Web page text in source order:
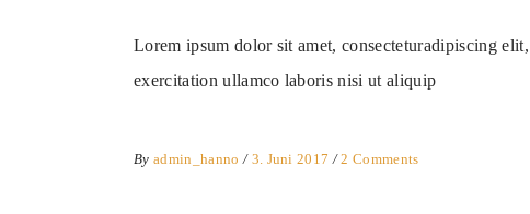
Lorem ipsum dolor sit amet, consecteturadipiscing
exercitation ullamco laboris nisi ut aliquip
By admin_hanno 3. Juni 2017 2 Comments